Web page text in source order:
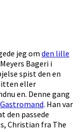
jeg om den lille
Bageri i
spist den en
eller
en. Denne gang
Gastromand. Han var
den passede
Christian fra The